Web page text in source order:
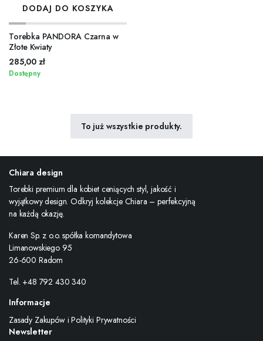
DODAJ DO KOSZYKA
Torebka PANDORA Czarna w
Złote Kwiaty
285,00 zł
Dostępny
To już wszystkie produkty.
Chiara design
Torebki premium dla kobiet ceniących styl, jakość i
wyjątkowy design. Odkryj kolekcje Chiara – perfekcyjną
na każdą okazję.
Karen Sp. z o.o. spółka komandytowa
Limanowskiego 95
26-600 Radom
Tel. +48 792 430 340
Informacje
Zasady Zakupów i Polityki Prywatności
Newsletter